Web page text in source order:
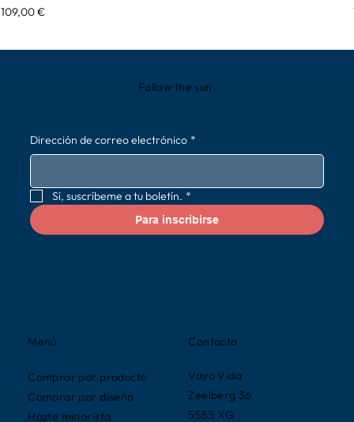
Precio
109,00 €
Contacto
Vaya Vida
Zeelberg 36
5555 XG
Menú
Comprar por producto
Comprar por diseño
Hazte minorista
Follow the sun.
Dirección de correo electrónico *
Sí, suscríbeme a tu boletín. *
Para inscribirse